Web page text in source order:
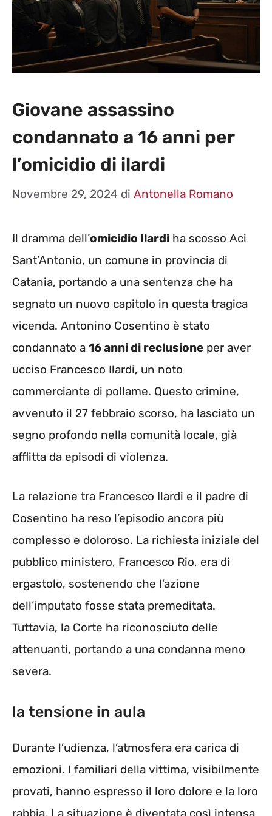
Giovane assassino
condannato a 16 anni per
l’omicidio di ilardi
Novembre 29, 2024 di Antonella Romano
Il dramma dell’omicidio Ilardi ha scosso Aci
Sant’Antonio, un comune in provincia di
Catania, portando a una sentenza che ha
segnato un nuovo capitolo in questa tragica
vicenda. Antonino Cosentino è stato
condannato a 16 anni di reclusione per aver
ucciso Francesco Ilardi, un noto
commerciante di pollame. Questo crimine,
avvenuto il 27 febbraio scorso, ha lasciato un
segno profondo nella comunità locale, già
afflitta da episodi di violenza.
La relazione tra Francesco Ilardi e il padre di
Cosentino ha reso l’episodio ancora più
complesso e doloroso. La richiesta iniziale del
pubblico ministero, Francesco Rio, era di
ergastolo, sostenendo che l’azione
dell’imputato fosse stata premeditata.
Tuttavia, la Corte ha riconosciuto delle
attenuanti, portando a una condanna meno
severa.
la tensione in aula
Durante l’udienza, l’atmosfera era carica di
emozioni. I familiari della vittima, visibilmente
provati, hanno espresso il loro dolore e la loro